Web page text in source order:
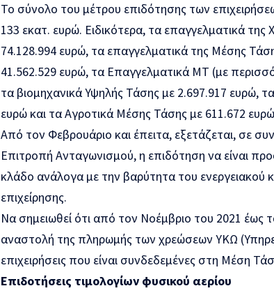
Το σύνολο του μέτρου επιδότησης των
133 εκατ. ευρώ. Ειδικότερα, τα επαγγελματικά
74.128.994 ευρώ, τα επαγγελματικά της Μέσης
41.562.529 ευρώ, τα Επαγγελματικά ΜΤ (με
τα βιομηχανικά Υψηλής Τάσης με 2.697.917 ευρώ,
ευρώ και τα Αγροτικά Μέσης Τάσης με 611.672 ευρώ
Από τον Φεβρουάριο και έπειτα, εξετάζεται, σε
Επιτροπή Ανταγωνισμού, η επιδότηση να είναι
κλάδο ανάλογα με την βαρύτητα του ενεργειακού
επιχείρησης.
Να σημειωθεί ότι από τον Νοέμβριο του 2021 έως
αναστολή της πληρωμής των χρεώσεων ΥΚΩ
επιχειρήσεις που είναι συνδεδεμένες στη Μέση
Επιδοτήσεις τιμολογίων φυσικού αερίου